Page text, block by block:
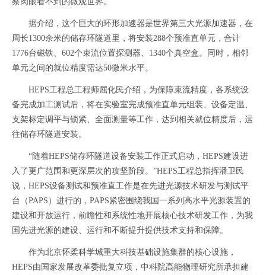
据介绍，这个巨大的环形加速器是世界第三大光源加速器，在
周长1300余米的储存环隧道里，将安装288个预准直单元，合计
1776台磁铁、602个束流位置探测器、1340个真空盒。同时，相邻
单元之间的就位精度需达50微米水平。
HEPS工程总工程师屈化民介绍，为保障束流精度，各系统设
备完成加工测试后，将在实验室完成预准直单元组装、设备定温、
支架标定调平与锁紧、全面测量等工作，达到相关就位精度后，运
往储存环隧道安装。
“随着HEPS储存环隧道设备安装工作正式启动，HEPS建设进
入了更广范围和更深层次的攻坚阶段。”HEPS工程总指挥潘卫民
说，HEPS设备测试和预准直工作是在先进光源技术研发与测试平
台（PAPS）进行的，PAPS紧密围绕我国一系列高水平光源装置的
建设和开放运行，前瞻性和系统性地开展核心技术研发工作，为我
国先进光源的建设、运行和不断提升提供技术支持和保障。
作为北京怀柔科学城重大科技基础设施集群的核心设施，
HEPS由国家发展改革委批复立项，中科院高能物理研究所承担建